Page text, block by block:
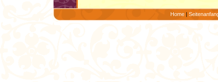
Home|